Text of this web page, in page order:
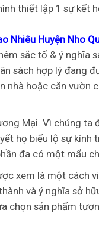
thiết lập 1 sự kết
Nhiêu Huyện Nho
sắc tố & ý nghĩa
sách hợp lý đang
nhà hoặc căn vườn
Mại. Vì chúng
họ biểu lộ sự kính
đa có một mẩu
xem là một cách
và ý nghĩa sở
chọn sản phẩm